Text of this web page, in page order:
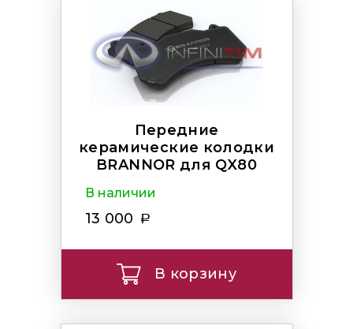
Передние
керамические колодки
BRANNOR для QX80
В наличии
13 000
В корзину